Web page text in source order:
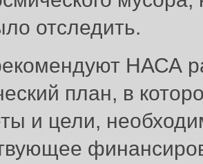
отследить.
НАСА
план, в
и цели,